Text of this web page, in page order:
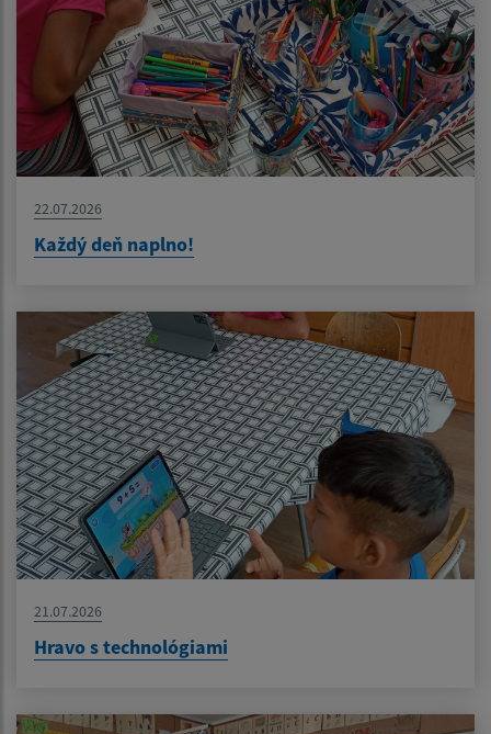
22.07.2026
Každý deň naplno!
21.07.2026
Hravo s technológiami